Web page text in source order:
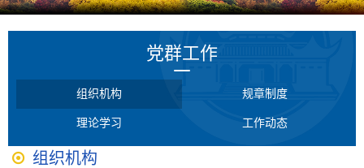
党群工作
组织机构 规章制度
理论学习 工作动态
组织机构